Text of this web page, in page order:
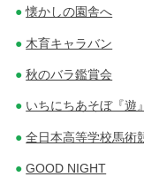
懐かしの園舎へ
木育キャラバン
秋のバラ鑑賞会
いちにちあそぼ『遊
全日本高等学校馬術
GOOD NIGHT